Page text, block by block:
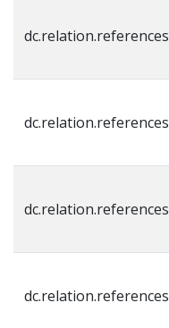
dc.relation.references
dc.relation.references
dc.relation.references
dc.relation.references